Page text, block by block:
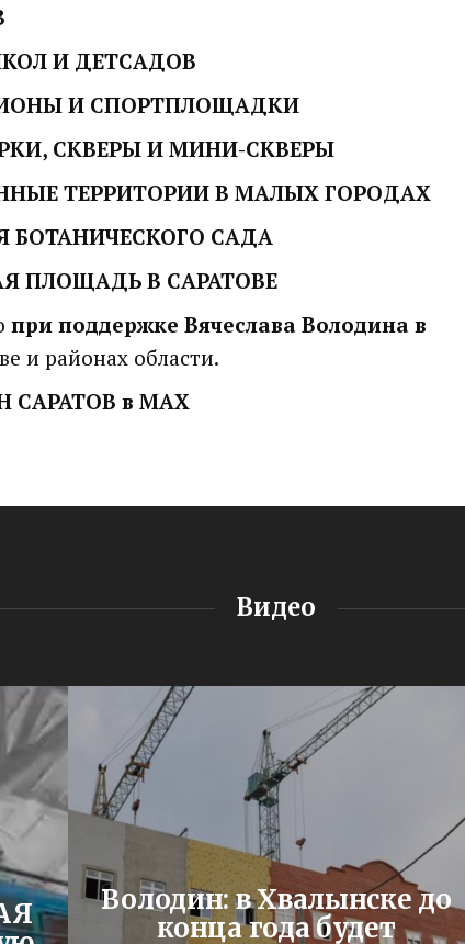
И ДЕТСАДОВ
И СПОРТПЛОЩАДКИ
СКВЕРЫ И МИНИ-СКВЕРЫ
ТЕРРИТОРИИ В МАЛЫХ ГОРОДАХ
БОТАНИЧЕСКОГО САДА
ПЛОЩАДЬ В САРАТОВЕ
при поддержке Вячеслава Володина в
и районах области.
САРАТОВ в МАХ
Видео
Володин: в Хвалынске до
конца года будет